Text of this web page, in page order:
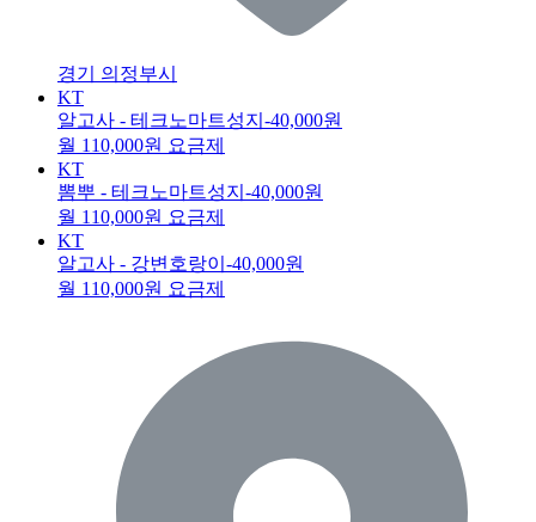
경기 의정부시
KT
알고사 - 테크노마트성지 -40,000원
월 110,000원 요금제
KT
뽐뿌 - 테크노마트성지 -40,000원
월 110,000원 요금제
KT
알고사 - 강변호랑이 -40,000원
월 110,000원 요금제